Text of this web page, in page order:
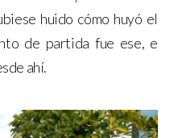
huido cómo huyó el
de partida fue ese, e
ahí.